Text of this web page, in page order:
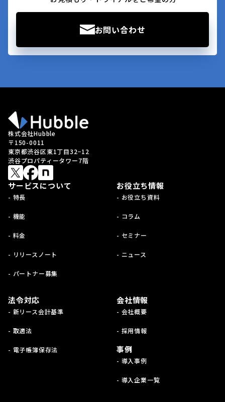
お問い合わせ
株式会社Hubble
〒150-0011
東京都渋谷区東1丁目32−12
渋谷プロパティータワー7階
サービスについて
- 特長
- 機能
- 料金
- リリースノート
- パートナー募集
お役立ち情報
- お役立ち資料
- コラム
- セミナー
- ニュース
法令対応
- 新リース会計基準
- 取適法
- 電子帳簿保存法
会社情報
- 会社概要
- 採用情報
事例
- 導入事例
- 導入企業一覧